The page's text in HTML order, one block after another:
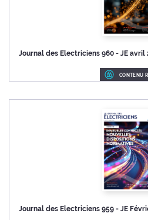
Journal des Electriciens 960 - JE avril
CONTENU
Journal des Electriciens 959 - JE